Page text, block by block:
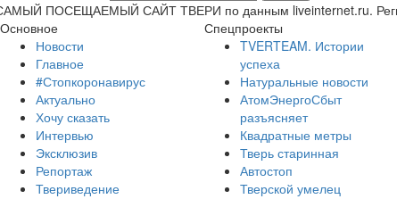
ПОСЕЩАЕМЫЙ САЙТ ТВЕРИ по данным liveinternet.ru.
Основное
Новости
Главное
#Стопкоронавирус
Актуально
Хочу сказать
Интервью
Эксклюзив
Репортаж
Твериведение
Спецпроекты
TVERTEAM. Истории
успеха
Натуральные новости
АтомЭнергоСбыт
разъясняет
Квадратные метры
Тверь старинная
Автостоп
Тверской умелец